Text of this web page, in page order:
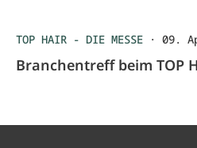
TOP HAIR - DIE MESSE · 09.
Branchentreff beim TOP